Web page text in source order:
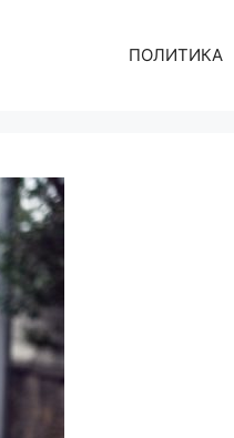
ПОЛИТИКА